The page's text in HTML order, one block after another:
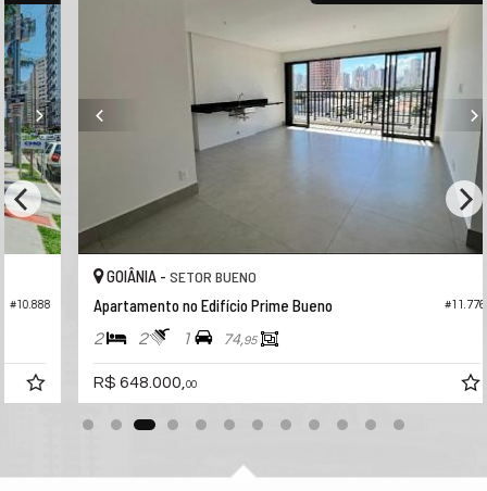
GOIÂNIA -SETOR BUENO
Apartamento no Edifício Prime Bueno
2 1 74,95
R$ 648.000,00